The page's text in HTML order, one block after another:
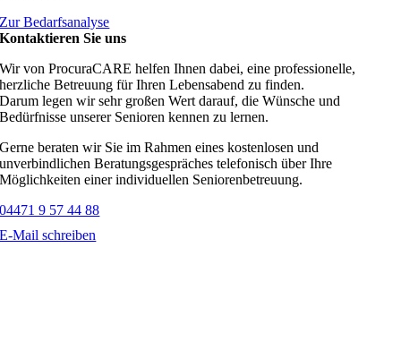
Zur Bedarfsanalyse
Kontaktieren Sie uns
Wir von ProcuraCARE helfen Ihnen dabei, eine professionelle,
herzliche Betreuung für Ihren Lebensabend zu finden.
Darum legen wir sehr großen Wert darauf, die Wünsche und
Bedürfnisse unserer Senioren kennen zu lernen.
Gerne beraten wir Sie im Rahmen eines kostenlosen und
unverbindlichen Beratungsgespräches telefonisch über Ihre
Möglichkeiten einer individuellen Seniorenbetreuung.
04471 9 57 44 88
E-Mail schreiben